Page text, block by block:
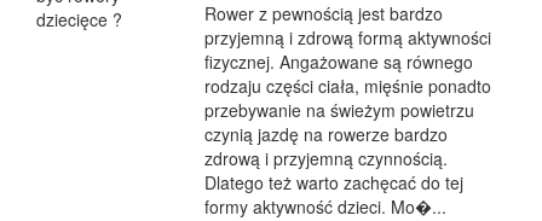
Rower z pewnością jest bardzo
przyjemną i zdrową formą aktywności
fizycznej. Angażowane są równego
rodzaju części ciała, mięśnie ponadto
przebywanie na świeżym powietrzu
czynią jazdę na rowerze bardzo
zdrową i przyjemną czynnością.
Dlatego też warto zachęcać do tej
formy aktywność dzieci. Mo�...